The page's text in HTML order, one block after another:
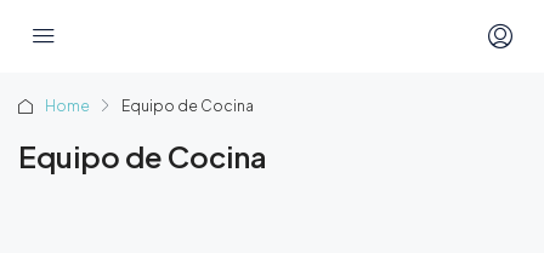
Home Equipo de Cocina
Equipo de Cocina